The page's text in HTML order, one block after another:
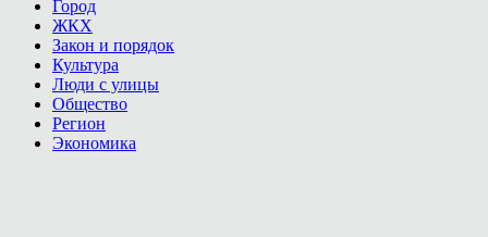
Город
ЖКХ
Закон и порядок
Культура
Люди с улицы
Общество
Регион
Экономика